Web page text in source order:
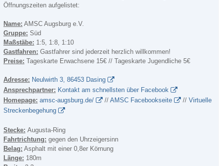
Öffnungszeiten aufgelistet:
Name: AMSC Augsburg e.V.
Gruppe: Süd
Maßstäbe: 1:5, 1:8, 1:10
Gastfahren: Gastfahrer sind jederzeit herzlich willkommen!
Preise: Tageskarte Erwachsene 15€ // Tageskarte Jugendliche 5€
Adresse: Neulwirth 3, 86453 Dasing
Ansprechpartner: Kontakt am schnellsten über Facebook
Homepage: amsc-augsburg.de/ // AMSC Facebookseite // Virtuelle
Streckenbegehung
Stecke: Augusta-Ring
Fahrtrichtung: gegen den Uhrzeigersinn
Belag: Asphalt mit einer 0,8er Körnung
Länge: 180m